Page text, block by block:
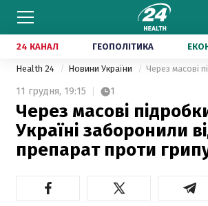
24 КАНАЛ ГЕОПОЛІТИКА
Health 24 Новини України
11 грудня, 19:15 1
Через масові
Україні заборонили
препарат проти